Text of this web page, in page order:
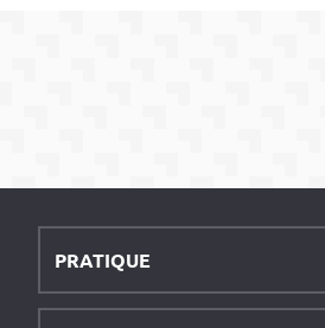
PRATIQUE